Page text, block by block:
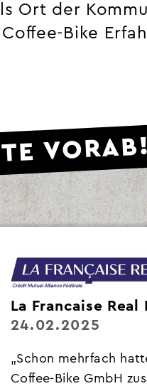
Ort der
Bike
VORAB!
La Francaise
24.02.2025
„Schon mehrfach
Coffee-Bike GmbH